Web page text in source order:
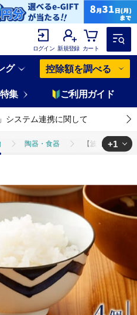
ログイン 新規登録 カート
グ 控除額を調べる
特集 ご利用ガイド
システム連携に関して
陶器・食器 【波佐見焼】
+1